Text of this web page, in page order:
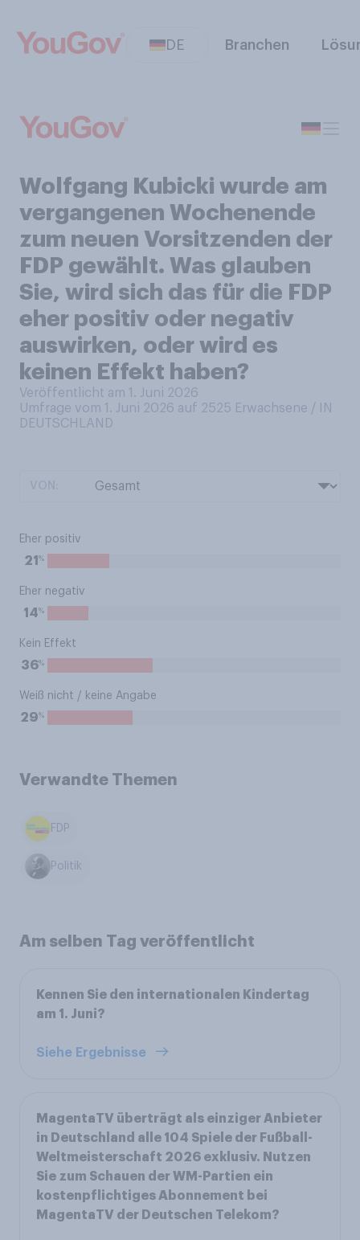
DE Branchen
Wolfgang Kubicki wurde am
vergangenen Wochenende
zum neuen Vorsitzenden der
FDP gewählt. Was glauben
Sie, wird sich das für die FDP
eher positiv oder negativ
auswirken, oder wird es
keinen Effekt haben?
Veröffentlicht am 1. Juni 2026
Umfrage vom 1. Juni 2026 auf 2525 Erwachsene / IN
DEUTSCHLAND
Eher positiv
21 %
Eher negativ
14%
Kein Effekt
36%
Weiß nicht / keine Angabe
29%
Verwandte Themen
FDP
Politik
Am selben Tag veröffentlicht
Kennen Sie den internationalen Kindertag
am 1. Juni?
Siehe Ergebnisse
MagentaTV überträgt als einziger Anbieter
in Deutschland alle 104 Spiele der Fußball-
Weltmeisterschaft 2026 exklusiv. Nutzen
Sie zum Schauen der WM-Partien ein
kostenpflichtiges Abonnement bei
MagentaTV der Deutschen Telekom?